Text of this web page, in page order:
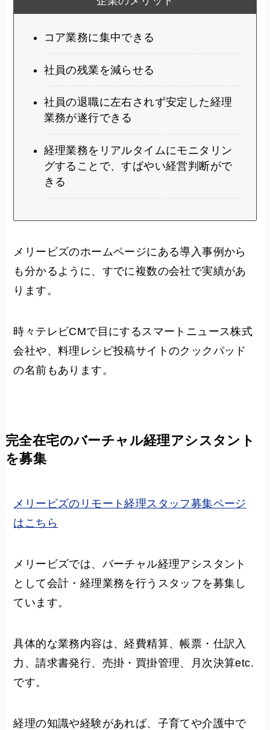
コア業務に集中できる
社員の残業を減らせる
社員の退職に左右されず安定した経理
業務が遂行できる
経理業務をリアルタイムにモニタリン
グすることで、すばやい経営判断がで
きる
メリービズのホームページにある導入事例から
も分かるように、すでに複数の会社で実績があ
ります。
時々テレビCMで目にするスマートニュース株式
会社や、料理レシピ投稿サイトのクックパッド
の名前もあります。
完全在宅のバーチャル経理アシスタント
を募集
メリービズのリモート経理スタッフ募集ページ
はこちら
メリービズでは、バーチャル経理アシスタント
として会計・経理業務を行うスタッフを募集し
ています。
具体的な業務内容は、経費精算、帳票・仕訳入
力、請求書発行、売掛・買掛管理、月次決算etc.
です。
経理の知識や経験があれば、子育てや介護中で